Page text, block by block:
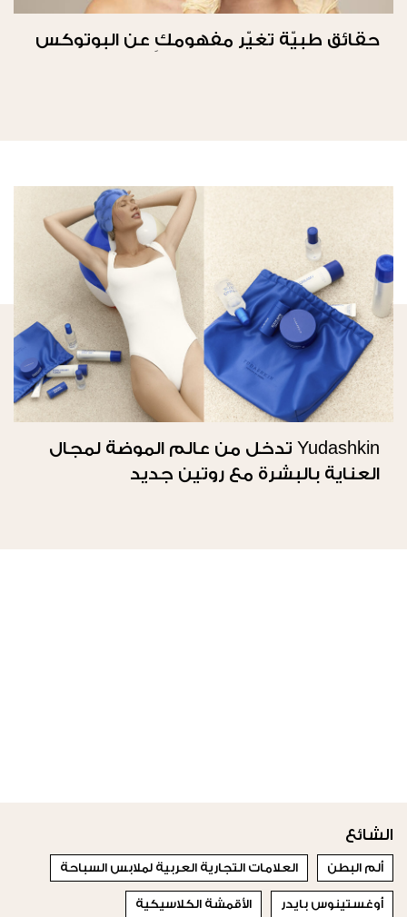
حقائق طبيّة تغيّر مفهومكِ عن البوتوكس
Yudashkin تدخل من عالم الموضة لمجال
العناية بالبشرة مع روتين جديد
الشائع
ألم البطن العلامات التجارية العربية لملابس السباحة
أوغستينوس بايدر الأقمشة الكلاسيكية